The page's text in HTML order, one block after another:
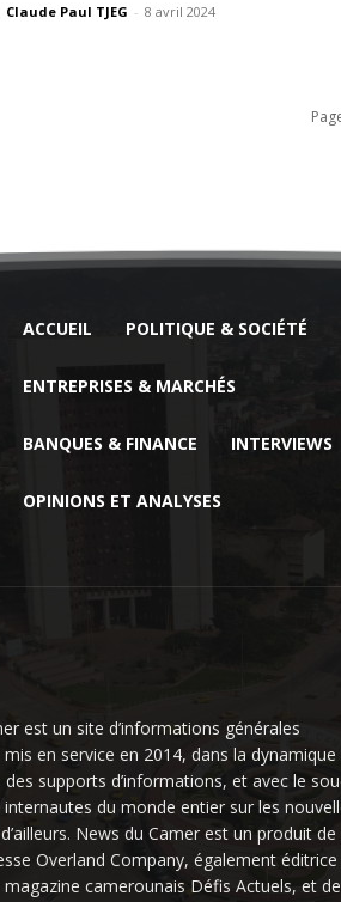
Claude Paul TJEG - 8 avril 2024
ACCUEIL POLITIQUE & SOCIÉTÉ
ENTREPRISES & MARCHÉS
BANQUES & FINANCE INTERVIEWS
OPINIONS ET ANALYSES
est un site d’informations générales
en service en 2014, dans la dynamique
supports d’informations, et avec le
internautes du monde entier sur les
News du Camer est un produit de
Overland Company, également éditrice
camerounais Défis Actuels, et